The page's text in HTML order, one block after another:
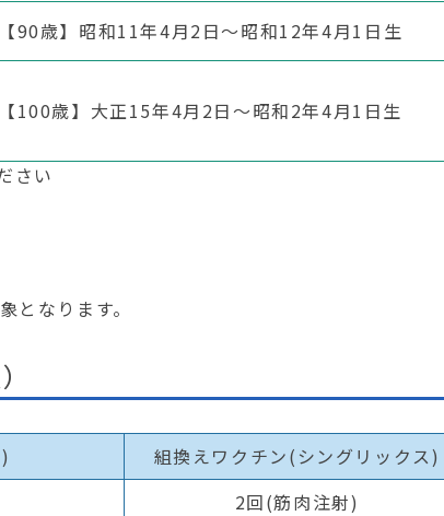
【90歳】昭和11年4月2日～昭和12年4月1 日生
【100歳】大正15年4月2日～昭和2年4月1日生
さい
なります。
) 組換えワクチン( シングリックス)
2回(筋肉注射)